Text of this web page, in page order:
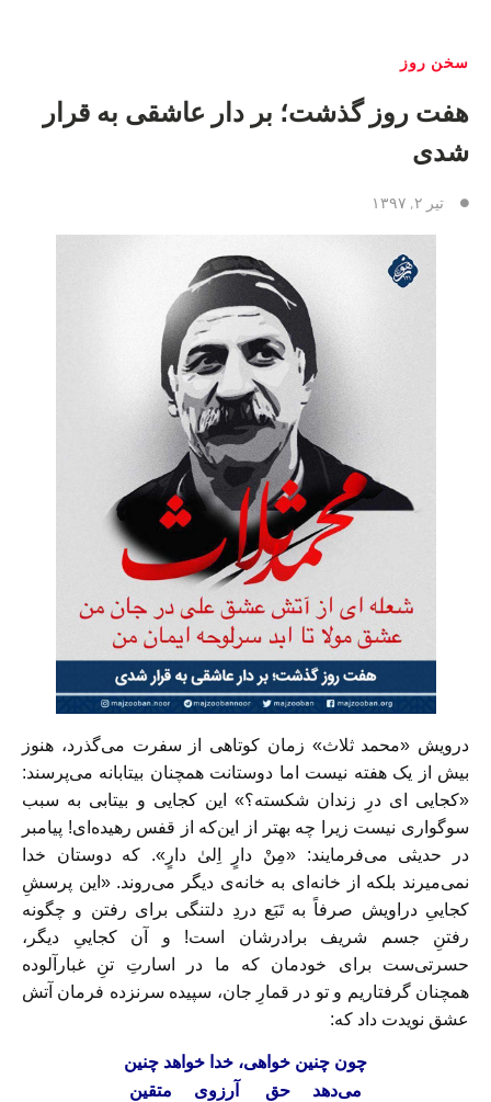
سخن روز
هفت روز گذشت؛ بر دار عاشقی به قرار
شدی
تیر ۲, ۱۳۹۷
درويش «محمد ثلاث» زمان كوتاهى از سفرت می‌گذرد، هنوز
بيش از يک هفته نيست اما دوستانت همچنان بيتابانه مى‌پرسند:
«کجایی ای درِ زندان شکسته؟» اين كجايى و بيتابى به سبب
سوگوارى نيست زيرا چه بهتر از اين‌كه از قفس رهيده‌اى! پيامبر
در حديثى مى‌فرمايند: «مِنْ دارٍ اِلىٰ دارٍ». كه دوستان خدا
نمی‌ميرند بلكه از خانه‌اى به خانه‌ی ديگر مى‌روند. «اين پرسشِ
كجايىِ دراويش صرفاً به تَبَع دردِ دلتنگى براى رفتن و چگونه
رفتنِ جسم شريف برادرشان است! و آن كجايىِ ديگر،
حسرتى‌ست براى خودمان كه ما در اسارتِ تنِ غبارآلوده
همچنان گرفتاريم و تو در قمارِ جان، سپيده سرنزده فرمان آتش
عشق نويدت داد كه:
چون چنين خواهى، خدا خواهد چنين
مى‌دهد حق آرزوى متقين